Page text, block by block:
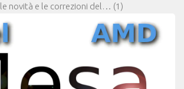
novità e le correzioni del… (1)